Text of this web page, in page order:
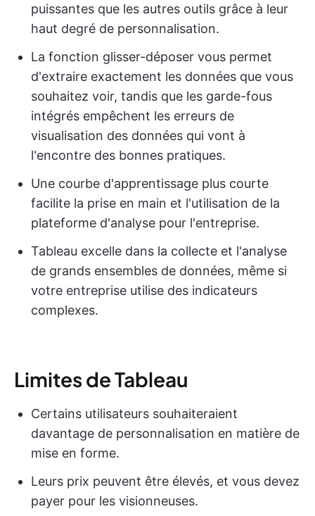
puissantes que les autres outils grâce à leur
haut degré de personnalisation.
La fonction glisser-déposer vous permet
d'extraire exactement les données que vous
souhaitez voir, tandis que les garde-fous
intégrés empêchent les erreurs de
visualisation des données qui vont à
l'encontre des bonnes pratiques.
Une courbe d'apprentissage plus courte
facilite la prise en main et l'utilisation de la
plateforme d'analyse pour l'entreprise.
Tableau excelle dans la collecte et l'analyse
de grands ensembles de données, même si
votre entreprise utilise des indicateurs
complexes.
Limites de Tableau
Certains utilisateurs souhaiteraient
davantage de personnalisation en matière de
mise en forme.
Leurs prix peuvent être élevés, et vous devez
payer pour les visionneuses.